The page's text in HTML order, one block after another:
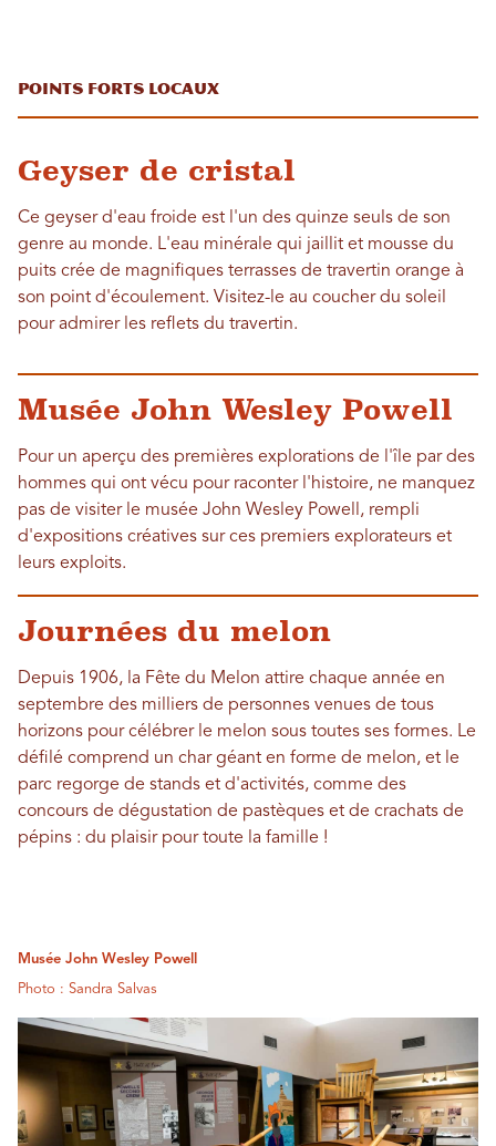
Points forts locaux
Geyser de cristal
Ce geyser d'eau froide est l'un des quinze seuls de son
genre au monde. L'eau minérale qui jaillit et mousse du
puits crée de magnifiques terrasses de travertin orange à
son point d'écoulement. Visitez-le au coucher du soleil
pour admirer les reflets du travertin.
Musée John Wesley Powell
Pour un aperçu des premières explorations de l'île par des
hommes qui ont vécu pour raconter l'histoire, ne manquez
pas de visiter le musée John Wesley Powell, rempli
d'expositions créatives sur ces premiers explorateurs et
leurs exploits.
Journées du melon
Depuis 1906, la Fête du Melon attire chaque année en
septembre des milliers de personnes venues de tous
horizons pour célébrer le melon sous toutes ses formes. Le
défilé comprend un char géant en forme de melon, et le
parc regorge de stands et d'activités, comme des
concours de dégustation de pastèques et de crachats de
pépins : du plaisir pour toute la famille !
Musée John Wesley Powell
Photo : Sandra Salvas